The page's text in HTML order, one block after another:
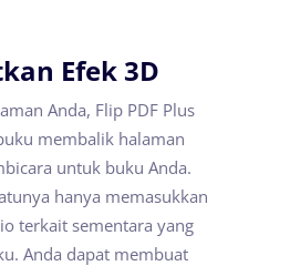
Efek 3D
Anda, Flip PDF Plus
membalik halaman
untuk buku Anda.
hanya memasukkan
terkait sementara yang
Anda dapat membuat